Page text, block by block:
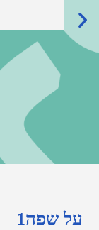
שפה1